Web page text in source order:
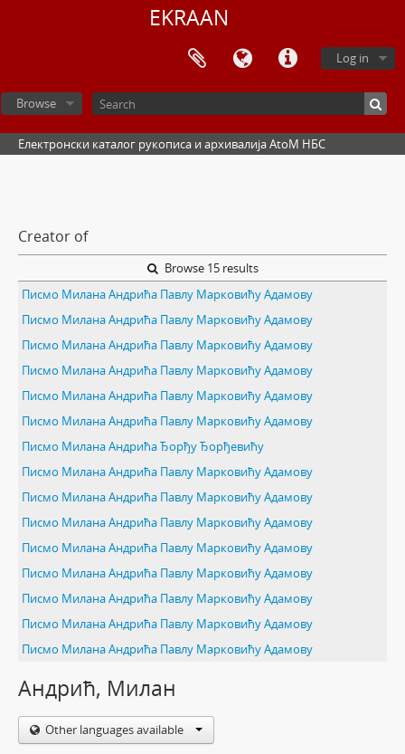
EKRAAN
Log in
Browse
Електронски каталог рукописа и архивалија AtoM НБС
Creator of
Browse 15 results
Писмо Милана Андрића Павлу Марковићу Адамову
Писмо Милана Андрића Павлу Марковићу Адамову
Писмо Милана Андрића Павлу Марковићу Адамову
Писмо Милана Андрића Павлу Марковићу Адамову
Писмо Милана Андрића Павлу Марковићу Адамову
Писмо Милана Андрића Павлу Марковићу Адамову
Писмо Милана Андрића Ђорђу Ђорђевићу
Писмо Милана Андрића Павлу Марковићу Адамову
Писмо Милана Андрића Павлу Марковићу Адамову
Писмо Милана Андрића Павлу Марковићу Адамову
Писмо Милана Андрића Павлу Марковићу Адамову
Писмо Милана Андрића Павлу Марковићу Адамову
Писмо Милана Андрића Павлу Марковићу Адамову
Писмо Милана Андрића Павлу Марковићу Адамову
Писмо Милана Андрића Павлу Марковићу Адамову
Андрић, Милан
Other languages available